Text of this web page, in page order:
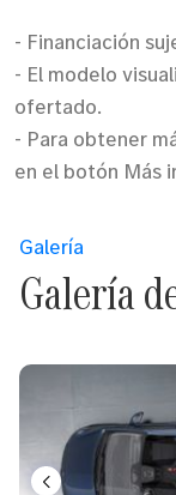
- Financiación
- El modelo
ofertado.
- Para obtener
en el botón Más
Galería
Galería